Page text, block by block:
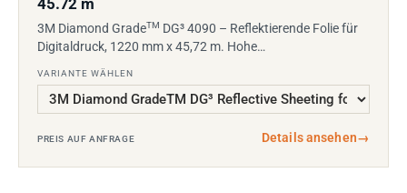
45.72 m
3M Diamond GradeTM DG³ 4090 – Reflektierende Folie für
Digitaldruck, 1220 mm x 45,72 m. Hohe…
VARIANTE WÄHLEN
PREIS AUF ANFRAGE Details ansehen→